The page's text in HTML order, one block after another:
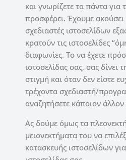
και γνωρίζετε τα πάντα
προσφέρει. Έχουμε ακούσει
σχεδιαστές ιστοσελίδων
κρατούν τις ιστοσελίδες
διαφωνίες. Το να έχετε
ιστοσελίδας σας, σας
στιγμή και όταν δεν είστε
τρέχοντα σχεδιαστή/
αναζητήσετε κάποιον
Ας δούμε όμως τα
μειονεκτήματα του να
κατασκευής ιστοσελίδων